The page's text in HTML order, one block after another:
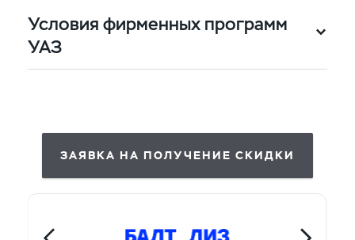
10% от цены сделки за счёт
государственной
программы лизинга
10% от цены сделки за счёт
государственной
Условия фирменных программ
УАЗ
ЗАЯВКА НА ПОЛУЧЕНИЕ СКИДКИ